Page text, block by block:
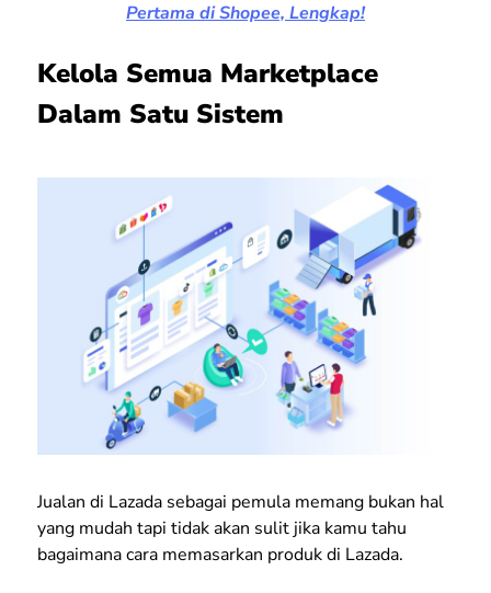
Pertama di Shopee, Lengkap!
Kelola Semua Marketplace
Dalam Satu Sistem
Jualan di Lazada sebagai pemula memang bukan hal
yang mudah tapi tidak akan sulit jika kamu tahu
bagaimana cara memasarkan produk di Lazada.